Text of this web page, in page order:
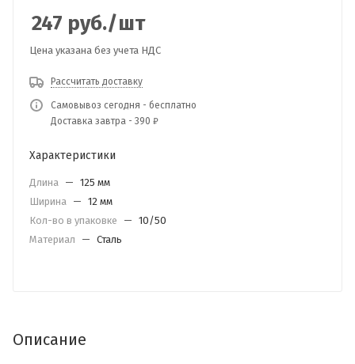
247 руб./шт
Цена указана без учета НДС
Рассчитать доставку
Самовывоз сегодня - бесплатно
Доставка завтра - 390 ₽
Характеристики
Длина — 125 мм
Ширина — 12 мм
Кол-во в упаковке
— 10/50
Материал
— Сталь
Описание